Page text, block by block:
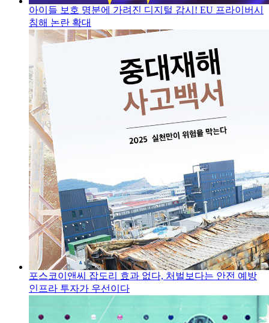
아이들 보호 명분에 가려진 디지털 감시! EU 프라이버시
침해 논란 확대
포스코이앤씨 잡도리 효과 없다, 처벌보다는 안전 예방
인프라 투자가 우선이다